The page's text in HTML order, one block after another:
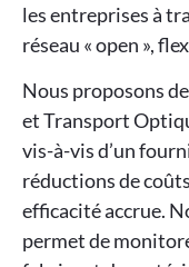
les entreprises à
réseau « open »,
Nous proposons
et Transport
vis-à-vis d’un
réductions de
efficacité accrue.
permet de